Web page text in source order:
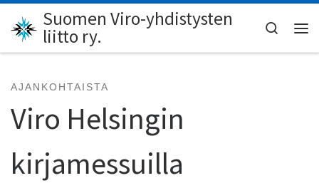
Skip to content
Suomen Viro-yhdistysten
liitto ry.
Search
AJANKOHTAISTA
Viro Helsingin
kirjamessuilla